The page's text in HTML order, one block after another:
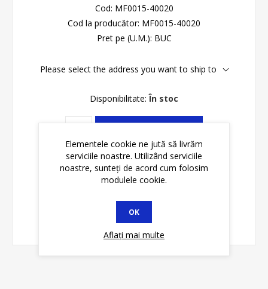
Cod: MF0015-40020
Cod la producător: MF0015-40020
Pret pe (U.M.): BUC
Please select the address you want to ship to
Disponibilitate: În stoc
Elementele cookie ne jută să livrăm
serviciile noastre. Utilizând serviciile
noastre, sunteți de acord cum folosim
modulele cookie.
OK
Aflați mai multe